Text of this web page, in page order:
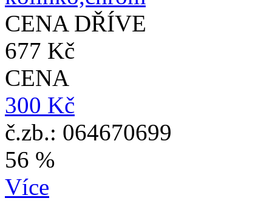
CENA DŘÍVE
677 Kč
CENA
300 Kč
č.zb.: 064670699
56 %
Více